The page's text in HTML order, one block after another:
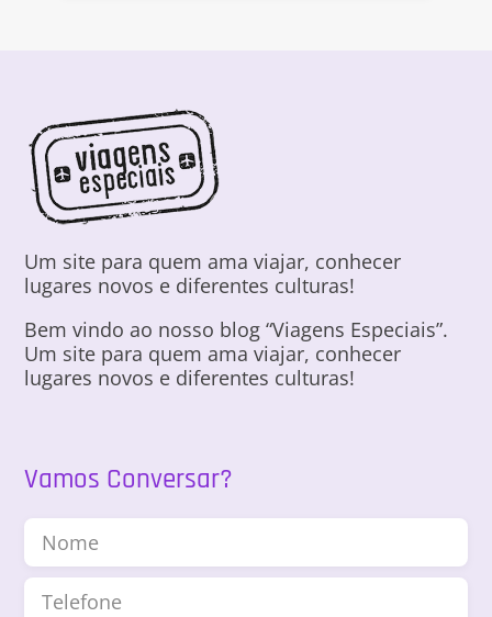
Um site para quem ama viajar, conhecer
lugares novos e diferentes culturas!
Bem vindo ao nosso blog “Viagens Especiais”.
Um site para quem ama viajar, conhecer
lugares novos e diferentes culturas!
Vamos Conversar?